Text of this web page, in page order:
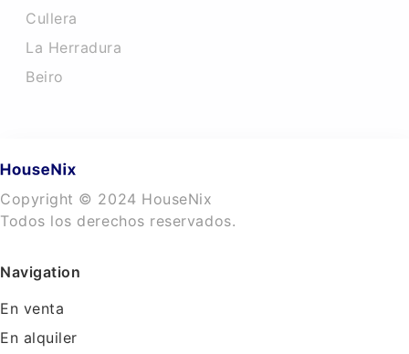
Cullera
La Herradura
Beiro
Copyright © 2024 HouseNix
Todos los derechos reservados.
Navigation
En venta
En alquiler